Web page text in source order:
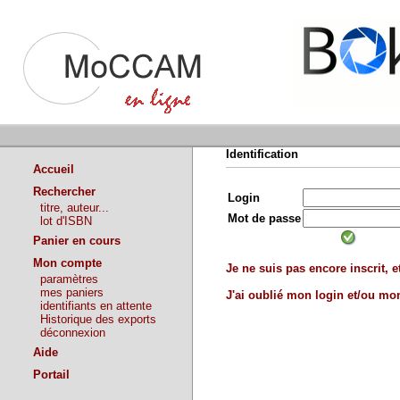
Accueil
Rechercher
titre, auteur...
lot d'ISBN
Panier en cours
Mon compte
paramètres
mes paniers
identifiants en attente
Historique des exports
déconnexion
Aide
Portail
Identification
Login
Mot de passe
Je ne suis pas encore inscrit,
J'ai oublié mon login et/ou